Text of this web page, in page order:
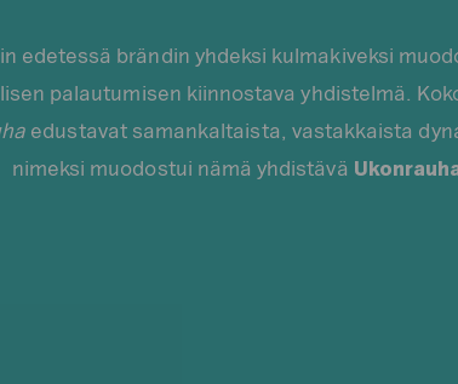
edetessä brändin yhdeksi kulmakiveksi
palautumisen kiinnostava yhdistelmä.
edustavat samankaltaista, vastakkaista
nimeksi muodostui nämä yhdistävä